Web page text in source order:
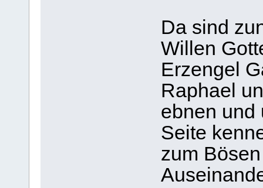
Da sind
Willen
Erzengel
Raphael
ebnen und
Seite
zum